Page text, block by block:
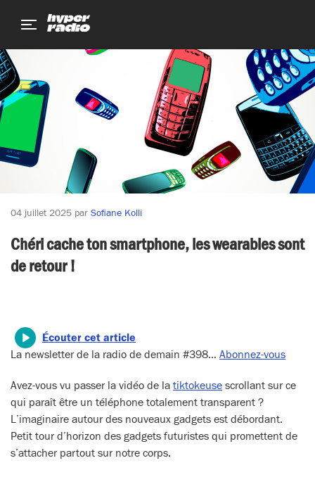
de
page
04 juillet 2025 par Sofiane Kolli
Chéri cache ton smartphone, les wearables sont
de retour !
Écouter cet article
La newsletter de la radio de demain #398… Abonnez-vous
Avez-vous vu passer la vidéo de la tiktokeuse scrollant sur ce
qui paraît être un téléphone totalement transparent ?
L’imaginaire autour des nouveaux gadgets est débordant.
Petit tour d’horizon des gadgets futuristes qui promettent de
s’attacher partout sur notre corps.